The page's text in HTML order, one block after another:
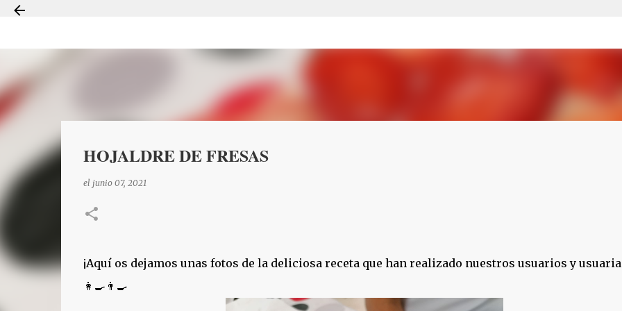
HOJALDRE DE FRESAS
el junio 07, 2021
¡Aquí os dejamos unas fotos de la deliciosa receta que han realizado nuestros usuarios y
👩‍🍳👨‍🍳